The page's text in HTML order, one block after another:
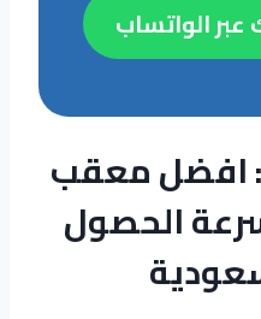
الواتساب
افضل معقب
الحصول